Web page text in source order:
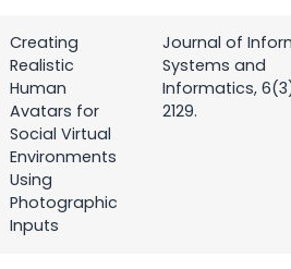
Creating
Realistic
Human
Avatars for
Social Virtual
Environments
Using
Photographic
Inputs
Journal of
Systems and
Informatics,
2129.